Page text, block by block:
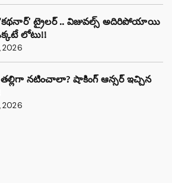
ట్రైలర్ .. విజువల్స్ అదిరిపోయాయి
లోటు!!
2026
తల్లిగా నటించాలా? షాకింగ్ ఆన్సర్ ఇచ్చిన
2026